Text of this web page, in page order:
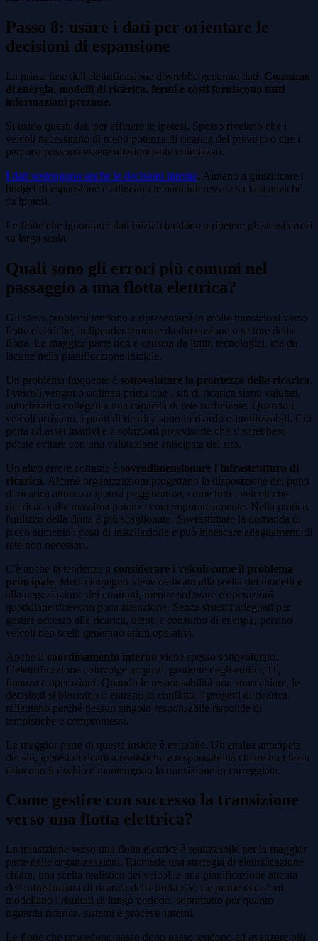
Passo 8: usare i dati per orientare le
decisioni di espansione
La prima fase dell'elettrificazione dovrebbe generare dati. Consumo
di energia, modelli di ricarica, fermi e costi forniscono tutti
informazioni preziose.
Si usino questi dati per affinare le ipotesi. Spesso rivelano che i
veicoli necessitano di meno potenza di ricarica del previsto o che i
percorsi possono essere ulteriormente ottimizzati.
I dati sostengono anche le decisioni interne. Aiutano a giustificare i
budget di espansione e allineano le parti interessate su fatti anziché
su ipotesi.
Le flotte che ignorano i dati iniziali tendono a ripetere gli stessi errori
su larga scala.
Quali sono gli errori più comuni nel
passaggio a una flotta elettrica?
Gli stessi problemi tendono a ripresentarsi in molte transizioni verso
flotte elettriche, indipendentemente da dimensione o settore della
flotta. La maggior parte non è causata da limiti tecnologici, ma da
lacune nella pianificazione iniziale.
Un problema frequente è sottovalutare la prontezza della ricarica.
I veicoli vengono ordinati prima che i siti di ricarica siano valutati,
autorizzati o collegati a una capacità di rete sufficiente. Quando i
veicoli arrivano, i punti di ricarica sono in ritardo o inutilizzabili. Ciò
porta ad asset inattivi e a soluzioni provvisorie che si sarebbero
potute evitare con una valutazione anticipata del sito.
Un altro errore comune è sovradimensionare l'infrastruttura di
ricarica. Alcune organizzazioni progettano la disposizione dei punti
di ricarica attorno a ipotesi peggiorative, come tutti i veicoli che
ricaricano alla massima potenza contemporaneamente. Nella pratica,
l'utilizzo della flotta è più scaglionato. Sovrastimare la domanda di
picco aumenta i costi di installazione e può innescare adeguamenti di
rete non necessari.
C'è anche la tendenza a considerare i veicoli come il problema
principale. Molto impegno viene dedicato alla scelta dei modelli e
alla negoziazione dei contratti, mentre software e operazioni
quotidiane ricevono poca attenzione. Senza sistemi adeguati per
gestire accesso alla ricarica, utenti e consumo di energia, persino
veicoli ben scelti generano attriti operativi.
Anche il coordinamento interno viene spesso sottovalutato.
L'elettrificazione coinvolge acquisti, gestione degli edifici, IT,
finanza e operazioni. Quando le responsabilità non sono chiare, le
decisioni si bloccano o entrano in conflitto. I progetti di ricarica
rallentano perché nessun singolo responsabile risponde di
tempistiche e compromessi.
La maggior parte di queste insidie è evitabile. Un'analisi anticipata
dei siti, ipotesi di ricarica realistiche e responsabilità chiare tra i team
riducono il rischio e mantengono la transizione in carreggiata.
Come gestire con successo la transizione
verso una flotta elettrica?
La transizione verso una flotta elettrica è realizzabile per la maggior
parte delle organizzazioni. Richiede una strategia di elettrificazione
chiara, una scelta realistica dei veicoli e una pianificazione attenta
dell'infrastruttura di ricarica della flotta EV. Le prime decisioni
modellano i risultati di lungo periodo, soprattutto per quanto
riguarda ricarica, sistemi e processi interni.
Le flotte che procedono passo dopo passo tendono ad avanzare più